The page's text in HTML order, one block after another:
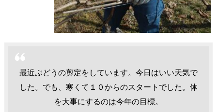
最近ぶどうの剪定をしています。今日はいい天気で
した。でも、寒くて１０からのスタートでした。体
を大事にするのは今年の目標。